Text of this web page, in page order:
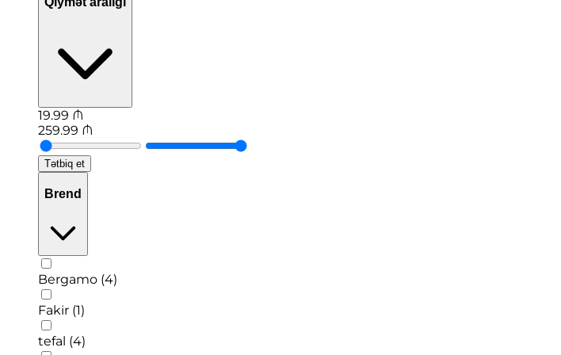
19.99 ₼
259.99 ₼
Tətbiq et
Brend
Bergamo (4)
Fakir (1)
tefal (4)